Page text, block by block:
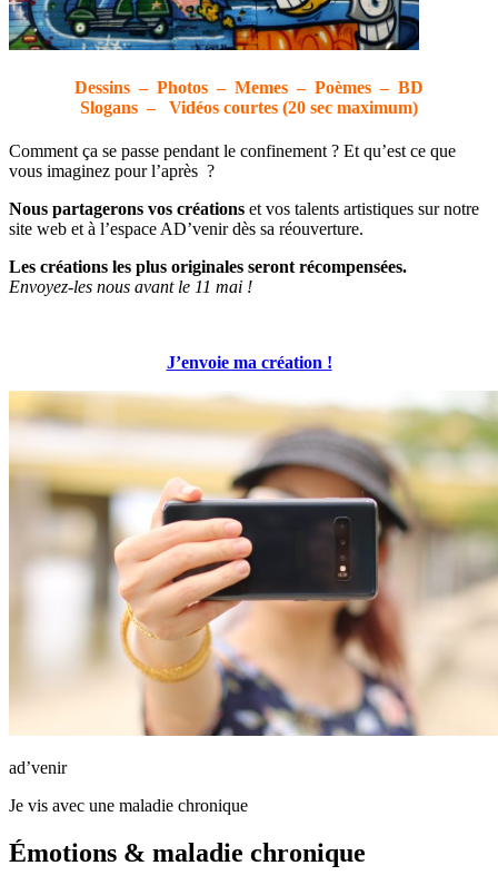
Dessins – Photos – Memes – Poèmes – BD
Slogans – Vidéos courtes (20 sec maximum)
Comment ça se passe pendant le confinement ? Et qu’est ce que
vous imaginez pour l’après ?
Nous partagerons vos créations et vos talents artistiques sur notre
site web et à l’espace AD’venir dès sa réouverture.
Les créations les plus originales seront récompensées.
Envoyez-les nous avant le 11 mai !
J’envoie ma création !
ad’venir
Je vis avec une maladie chronique
Émotions & maladie chronique